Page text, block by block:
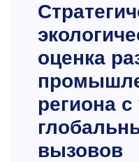
оценка
региона
вызовов